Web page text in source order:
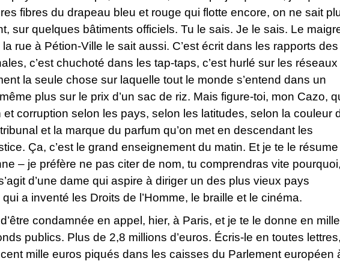
fibres du drapeau bleu et rouge qui flotte encore, on ne sait
sur quelques bâtiments officiels. Tu le sais. Je le sais. Le
rue à Pétion-Ville le sait aussi. C’est écrit dans les rapports des
c’est chuchoté dans les tap-taps, c’est hurlé sur les réseaux
la seule chose sur laquelle tout le monde s’entend dans un
plus sur le prix d’un sac de riz. Mais figure-toi, mon Cazo,
et corruption selon les pays, selon les latitudes, selon la couleur
et la marque du parfum qu’on met en descendant les
Ça, c’est le grand enseignement du matin. Et je te le résume
– je préfère ne pas citer de nom, tu comprendras vite pourquoi,
d’une dame qui aspire à diriger un des plus vieux pays
a inventé les Droits de l’Homme, le braille et le cinéma.
condamnée en appel, hier, à Paris, et je te le donne en
publics. Plus de 2,8 millions d’euros. Écris-le en toutes lettres,
mille euros piqués dans les caisses du Parlement européen